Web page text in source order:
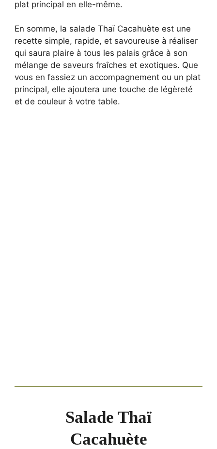
plat principal en elle-même.
En somme, la salade Thaï Cacahuète est une
recette simple, rapide, et savoureuse à réaliser
qui saura plaire à tous les palais grâce à son
mélange de saveurs fraîches et exotiques. Que
vous en fassiez un accompagnement ou un plat
principal, elle ajoutera une touche de légèreté
et de couleur à votre table.
Salade Thaï
Cacahuète